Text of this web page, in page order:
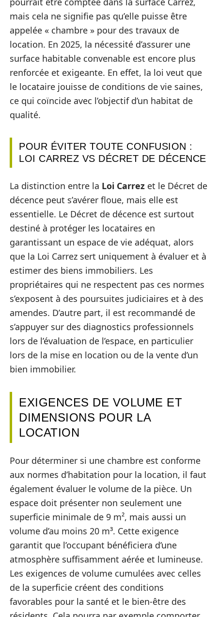
mais cela ne signifie pas qu’elle puisse être
appelée « chambre » pour des travaux de
location. En 2025, la nécessité d’assurer une
surface habitable convenable est encore plus
renforcée et exigeante. En effet, la loi veut que
le locataire jouisse de conditions de vie saines,
ce qui coïncide avec l’objectif d’un habitat de
qualité.
POUR ÉVITER TOUTE CONFUSION :
LOI CARREZ VS DÉCRET DE DÉCENCE
La distinction entre la Loi Carrez et le Décret de
décence peut s’avérer floue, mais elle est
essentielle. Le Décret de décence est surtout
destiné à protéger les locataires en
garantissant un espace de vie adéquat, alors
que la Loi Carrez sert uniquement à évaluer et à
estimer des biens immobiliers. Les
propriétaires qui ne respectent pas ces normes
s’exposent à des poursuites judiciaires et à des
amendes. D’autre part, il est recommandé de
s’appuyer sur des diagnostics professionnels
lors de l’évaluation de l’espace, en particulier
lors de la mise en location ou de la vente d’un
bien immobilier.
EXIGENCES DE VOLUME ET
DIMENSIONS POUR LA
LOCATION
Pour déterminer si une chambre est conforme
aux normes d’habitation pour la location, il faut
également évaluer le volume de la pièce. Un
espace doit présenter non seulement une
superficie minimale de 9 m², mais aussi un
volume d’au moins 20 m³. Cette exigence
garantit que l’occupant bénéficiera d’une
atmosphère suffisamment aérée et lumineuse.
Les exigences de volume cumulées avec celles
de la superficie créent des conditions
favorables pour la santé et le bien-être des